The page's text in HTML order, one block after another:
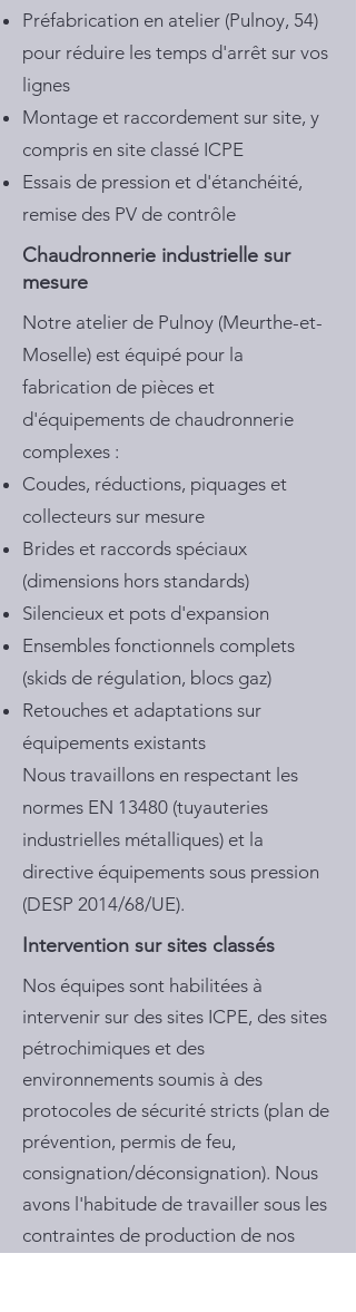
Préfabrication en atelier (Pulnoy, 54)
pour réduire les temps d'arrêt sur vos
lignes
Montage et raccordement sur site, y
compris en site classé ICPE
Essais de pression et d'étanchéité,
remise des PV de contrôle
Chaudronnerie industrielle sur
mesure
Notre atelier de Pulnoy (Meurthe-et-
Moselle) est équipé pour la
fabrication de pièces et
d'équipements de chaudronnerie
complexes :
Coudes, réductions, piquages et
collecteurs sur mesure
Brides et raccords spéciaux
(dimensions hors standards)
Silencieux et pots d'expansion
Ensembles fonctionnels complets
(skids de régulation, blocs gaz)
Retouches et adaptations sur
équipements existants
Nous travaillons en respectant les
normes EN 13480 (tuyauteries
industrielles métalliques) et la
directive équipements sous pression
(DESP 2014/68/UE).
Intervention sur sites classés
Nos équipes sont habilitées à
intervenir sur des sites ICPE, des sites
pétrochimiques et des
environnements soumis à des
protocoles de sécurité stricts (plan de
prévention, permis de feu,
consignation/déconsignation). Nous
avons l'habitude de travailler sous les
contraintes de production de nos